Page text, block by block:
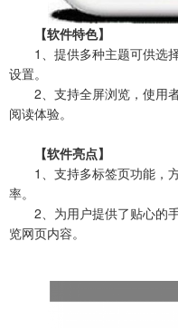
【软件特色】
1、提供多种主题可供选择
设置。
2、支持全屏浏览，使用者
阅读体验。
【软件亮点】
1、支持多标签页功能，方
率。
2、为用户提供了贴心的手
览网页内容。